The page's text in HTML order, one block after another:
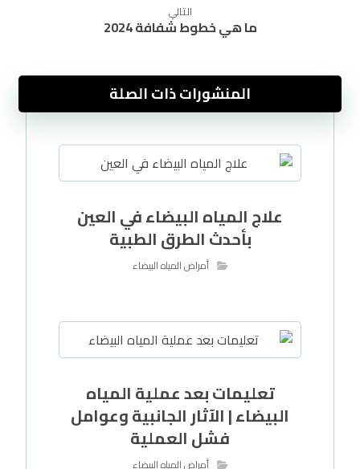
التالي
ما هي خطوط شفافة 2024
المنشورات ذات الصلة
علاج المياه البيضاء في العين
بأحدث الطرق الطبية
أمراض المياه البيضاء
تعليمات بعد عملية المياه
البيضاء | الآثار الجانبية وعوامل
فشل العملية
أمراض المياه البيضاء